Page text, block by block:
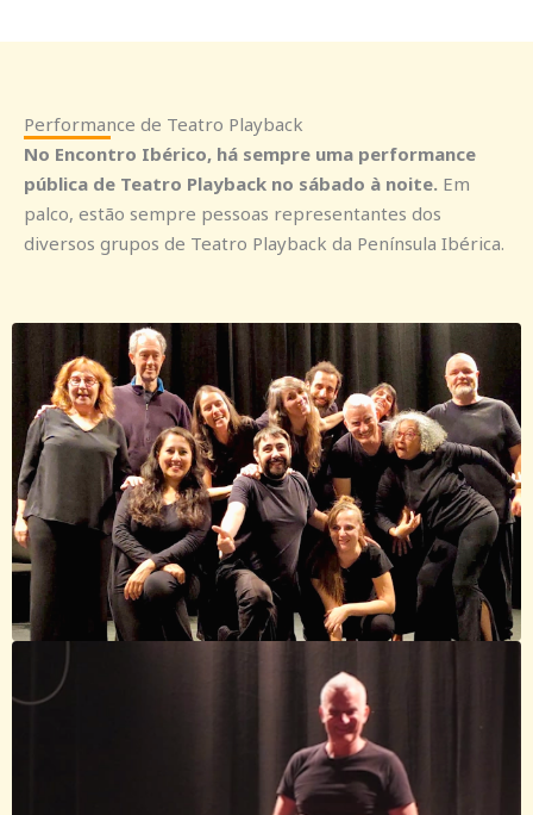
Performance de Teatro Playback
No Encontro Ibérico, há sempre uma performance
pública de Teatro Playback no sábado à noite. Em
palco, estão sempre pessoas representantes dos
diversos grupos de Teatro Playback da Península Ibérica.